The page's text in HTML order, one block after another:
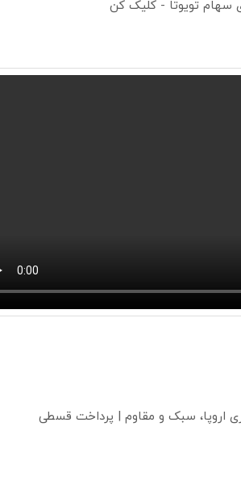
سهام تویوتا - کلیک کن
اروپا، سبک و مقاوم | پرداخت قسطی